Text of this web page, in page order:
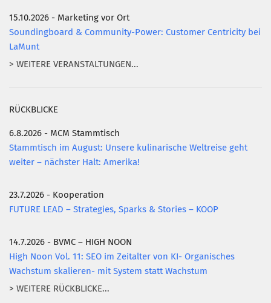
15.10.2026 - Marketing vor Ort
Soundingboard & Community-Power: Customer Centricity bei
LaMunt
> WEITERE VERANSTALTUNGEN...
RÜCKBLICKE
6.8.2026 - MCM Stammtisch
Stammtisch im August: Unsere kulinarische Weltreise geht
weiter – nächster Halt: Amerika!
23.7.2026 - Kooperation
FUTURE LEAD – Strategies, Sparks & Stories – KOOP
14.7.2026 - BVMC – HIGH NOON
High Noon Vol. 11: SEO im Zeitalter von KI- Organisches
Wachstum skalieren- mit System statt Wachstum
> WEITERE RÜCKBLICKE...